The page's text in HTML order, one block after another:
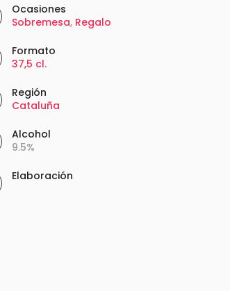
Ocasiones
Sobremesa, Regalo
Formato
37,5 cl.
Región
Cataluña
Alcohol
9.5%
Elaboración